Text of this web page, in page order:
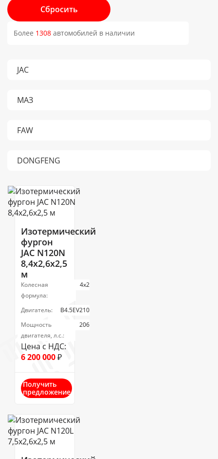
Более 1308 автомобилей в наличии
JAC
МАЗ
FAW
DONGFENG
Изотермический
фургон
JAC N120N
8,4х2,6х2,5
м
Колесная
формула:
4х2
Двигатель:
B4.5EV210
Мощность
двигателя, л.с.:
206
Цена с НДС:
6 200 000₽
Получить
предложение